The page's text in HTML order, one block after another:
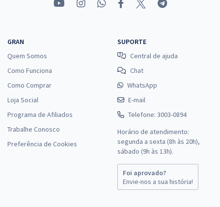
GRAN
Quem Somos
Como Funciona
Como Comprar
Loja Social
Programa de Afiliados
Trabalhe Conosco
Preferência de Cookies
SUPORTE
Central de ajuda
Chat
WhatsApp
E-mail
Telefone: 3003-0894
Horário de atendimento:
segunda a sexta (8h às 20h),
sábado (9h às 13h).
Foi aprovado?
Envie-nos a sua história!